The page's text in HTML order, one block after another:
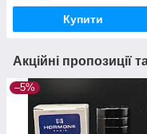
Купити
Акційні пропозиції
–5%